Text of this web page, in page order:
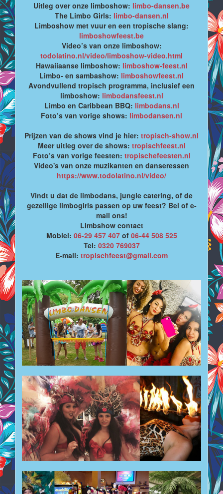
Uitleg over onze limboshow: limbo-dansen.be
The Limbo Girls: limbo-dansen.nl
Limboshow met vuur en een tropische slang:
limboshowfeest.be
Video’s van onze limboshow:
todolatino.nl/video/limboshow-video.html
Hawaiiaanse limboshow: limboshow-feest.nl
Limbo- en sambashow: limboshowfeest.nl
Avondvullend tropisch programma, inclusief een
limboshow: limbodansfeest.nl
Limbo en Caribbean BBQ: limbodans.nl
Foto’s van vorige shows: limbodansen.nl
Prijzen van de shows vind je hier: tropisch-show.nl
Meer uitleg over de shows: tropischfeest.nl
Foto’s van vorige feesten: tropischefeesten.nl
Video's van onze muzikanten en danseressen
https://www.todolatino.nl/video/
Vindt u dat de limbodans, jungle catering, of de
gezellige limbogirls passen op uw feest? Bel of e-
mail ons!
Limbshow contact
Mobiel: 06-29 457 407of 06-44 508 525
Tel: 0320 769037
E-mail: tropischfeest@gmail.com